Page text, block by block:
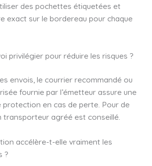
des pochettes étiquetées et
exact sur le bordereau pour chaque
privilégier pour réduire les risques ?
envois, le courrier recommandé ou
fournie par l’émetteur assure une
protection en cas de perte. Pour de
transporteur agréé est conseillé.
accélère-t-elle vraiment les
?